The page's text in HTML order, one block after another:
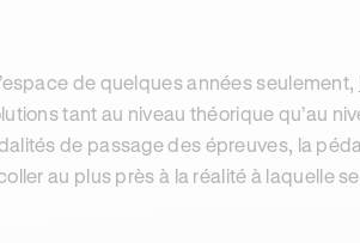
de quelques années seulement,
tant au niveau théorique qu’au
de passage des épreuves, la
au plus près à la réalité à laquelle